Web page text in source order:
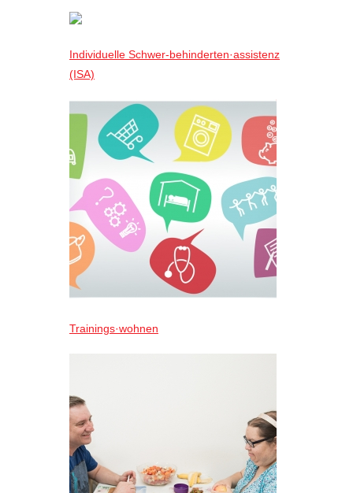
Individuelle Schwer-behinderten·assistenz
(ISA)
Trainings·wohnen